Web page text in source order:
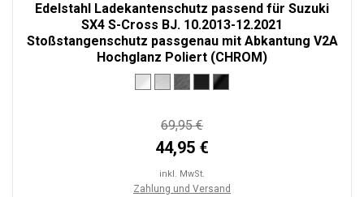
Edelstahl Ladekantenschutz passend für Suzuki
SX4 S-Cross BJ. 10.2013-12.2021
Stoßstangenschutz passgenau mit Abkantung V2A
Hochglanz Poliert (CHROM)
69,95 €
44,95 €
inkl. MwSt.
Zahlung und Versand